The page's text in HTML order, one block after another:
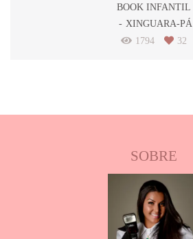
BOOK INFANTIL
XINGUARA-PÁ
1794
32
SOBRE